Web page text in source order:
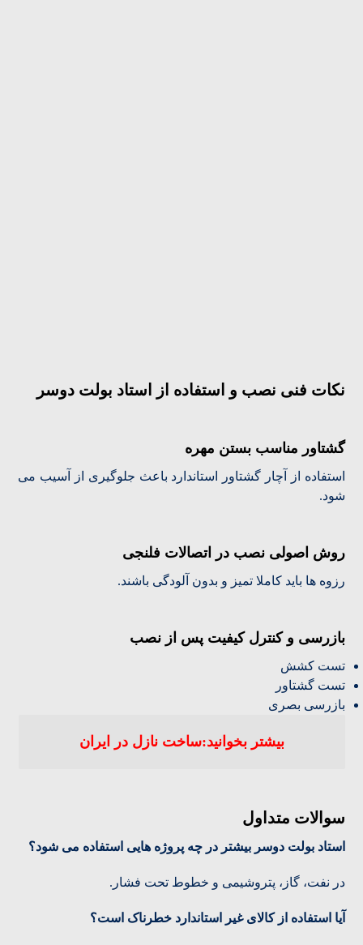
نکات فنی نصب و استفاده از استاد بولت دوسر
گشتاور مناسب بستن مهره
استفاده از آچار گشتاور استاندارد باعث جلوگیری از آسیب می
شود.
روش اصولی نصب در اتصالات فلنجی
رزوه ها باید کاملا تمیز و بدون آلودگی باشند.
بازرسی و کنترل کیفیت پس از نصب
تست کشش
تست گشتاور
بازرسی بصری
بیشتر بخوانید:ساخت نازل در ایران
سوالات متداول
استاد بولت دوسر بیشتر در چه پروژه هایی استفاده می شود؟
در نفت، گاز، پتروشیمی و خطوط تحت فشار.
آیا استفاده از کالای غیر استاندارد خطرناک است؟